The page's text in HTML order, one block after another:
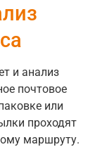
и анализ
почтовое
или
проходят
маршруту.